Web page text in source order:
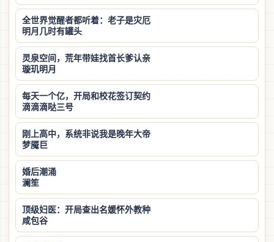
全世界觉醒者都听着：老子是灾厄
明月几时有罐头
灵泉空间，荒年带娃找首长爹认亲
璇玑明月
每天一个亿，开局和校花签订契约
滴滴滴哒三号
刚上高中，系统非说我是晚年大帝
梦魇巨
婚后潮涌
澜笙
顶级妇医：开局查出名媛怀外教种
咸包谷